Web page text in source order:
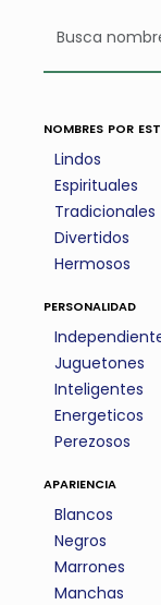
nombres por
Lindos
Espirituales
Tradicionales
Divertidos
Hermosos
personalidad
Juguetones
Inteligentes
Energeticos
Perezosos
apariencia
Blancos
Negros
Marrones
Manchas